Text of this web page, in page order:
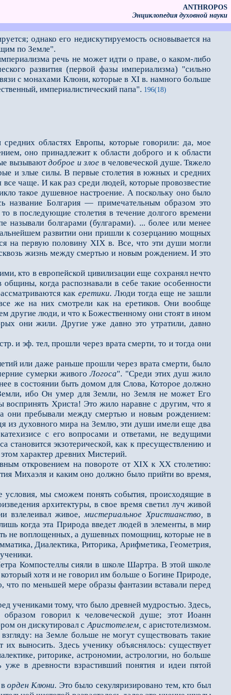
ANTHROPOS
Энциклопедия духовной науки
однако его недискутируемость основывается на
по Земле".
речь не может идти о праве, о каком-либо
развития (первой фазы империализма) "сильно
с монахами Клюни, которые в XI в. намного больше
империалистический папа". 196(18)
областях Европы, которые говорили: да, мое
оно принадлежит к области доброго и к области
вызываютдоброе и злое в чело­веческой душе. Тяжело
и злые силы. В первые столетия в южных и средних
чаще. И как раз среди людей, которые провозвестие
такое душевное настроение. А поскольку оно было
название Болгария — примечательным образом это
в последующие столетия в течение долгого времени
называли болгарами (булгарами). ... более или менее
развитии они пришли к созерцанию мощных
на первую половину XIX в. Все, что эти души могли
жизнь между смертью и новым рождением. И это
кто в ев­ропейской цивилизации еще сохранял нечто
когда распознавали в себе такие особенности
как еретики. Люди тогда еще не зашли
же на них смотрели как на еретиков. Они вообще
другие люди, и что к Божественному они стоят в ином
они жили. Другие уже давно это утратили, давно
и эф. тел, про­шли через врата смерти, то и тогда они
или даже раньше прошли через врата смерти, было
сумерки живогоЛогоса". "Среди этих душ жило
в состоянии быть домом для Слова, Которое должно
ибо Он умер для Земли, но Земля не может Его
Христа! Это жило наравне с другим, что я
они пребывали между смертью и новым рождением:
из духовного мира на Землю, эти души имели еще два
с его вопросами и ответами, не ведущими
экзотерической, как к пресуществлению и
характер древних Мистерий.
откровением на по­вороте от XIX к XX столетию:
Михаэля и каким оно должно было прийти во время,
мы сможем по­нять события, происходящие в
архитектуры, в свое время светил луч живой
взлелеивал живое,мистериальное Христианство, в
когда эта Природа введет людей в элементы, в мир
не воплощенных, а душевных помощниц, которые не в
Диалектика, Риторика, Арифметика, Геометрия,
Компостеллы сияли в школе Шартра. В этой школе
хотя и не говорил им больше о Богине Природе,
по меньшей мере образы фантазии вставали перед
учениками тому, что было древней мудростью. Здесь,
образом говорил к человеческой душе; этот Иоанн
он дискутировал сАристотелем, с аристотелизмом.
на Земле больше не могут су­ществовать такие
выносить. Здесь ученику объяснялось: существует
риторике, астрономии, астрологии, но больше
в древности взрастивший понятия и идеи пятой
ворден Клюни. Это бы­ло секуляризировано тем, кто был